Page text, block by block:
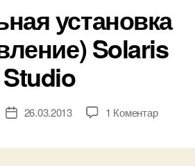
установка
Solaris
Studio
Дата26.03.2013 1 Коментардо